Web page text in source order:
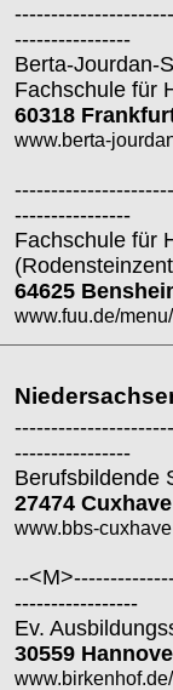
----------------
Berta-Jourdan-
Fachschule für
60318
www.berta-
----------------
Fachschule für
64625
www.fuu.de/
----------------
Berufsbildende
27474
www.bbs-
--
-----------------
Ev.
30559